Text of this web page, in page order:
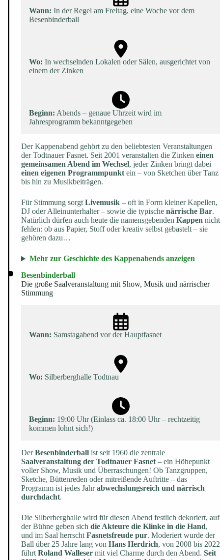
Wann: In der Regel am Freitag, eine Woche vor dem
Besenbinderball
Wo: In wechselnden Lokalen oder Sälen, ausgerichtet von
einem der Zinken
Beginn: Abends – genaue Uhrzeit wird im
Jahresprogramm bekanntgegeben
Der Kappenabend gehört zu den beliebtesten Veranstaltungen
der Todtnauer Fasnet. Seit 2001 veranstalten die Zinken einen
gemeinsamen Abend im Wechsel, jeder Zinken bringt dabei
einen eigenen Programmpunkt ein – von Sketchen über Tanz
bis hin zu Musikbeiträgen.
Für Stimmung sorgt Livemusik – oft in Form kleiner Kapellen,
DJ oder Alleinunterhalter – sowie die typische närrische Bar.
Natürlich dürfen auch heute die namensgebenden Kappen nicht
fehlen: ob aus Papier, Stoff oder kreativ selbst gebastelt – sie
gehören dazu…
Mehr zur Geschichte des Kappenabends anzeigen
Besenbinderball
Die große Saalveranstaltung mit Show, Musik und närrischer
Stimmung
Wann: Samstagabend vor der Hauptfasnet
Wo: Silberberghalle Todtnau
Beginn: 19:00 Uhr (Einlass ca. 18:00 Uhr – rechtzeitig
kommen lohnt sich!)
DerBesenbinderball ist seit 1960 die zentrale
Saalveranstaltung der Todtnauer Fasnet – ein Höhepunkt
voller Show, Musik und Überraschungen! Ob Tanzgruppen,
Sketche, Büttenreden oder mitreißende Auftritte – das
Programm ist jedes Jahrabwechslungsreich und närrisch
durchdacht.
Die Silberberghalle wird für diesen Abend festlich dekoriert, auf
der Bühne geben sich die Akteure die Klinke in die Hand,
und im Saal herrscht Fasnetsfreude pur. Moderiert wurde der
Ball über 25 Jahre lang von Hans Herdrich, von 2008 bis 2022
führt Roland Walleser mit viel Charme durch den Abend. Seit